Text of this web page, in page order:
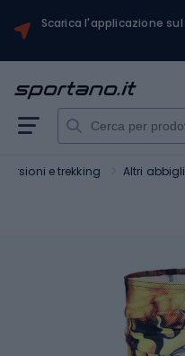
Scarica l'applicazione
e trekking Altri